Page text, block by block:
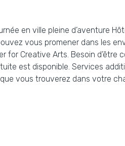
en ville pleine d’aventure
vous promener dans les
for Creative Arts. Besoin
est disponible. Services
vous trouverez dans votre